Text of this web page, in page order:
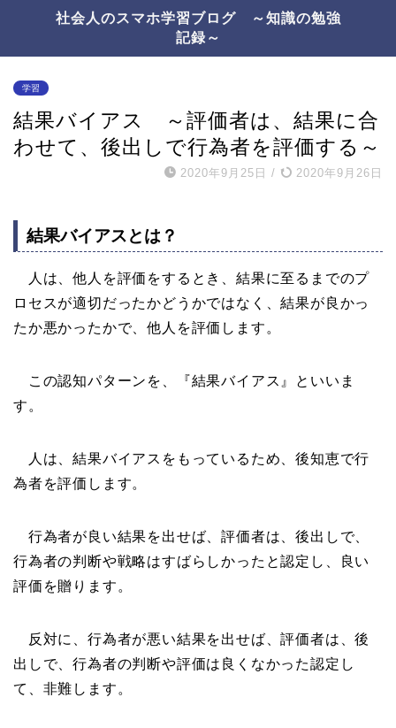
社会人のスマホ学習ブログ ～知識の勉強
記録～
学習
結果バイアス ～評価者は、結果に合
わせて、後出しで行為者を評価する～
2020年9月25日 / 2020年9月26日
結果バイアスとは？
人は、他人を評価をするとき、結果に至るまでのプ
ロセスが適切だったかどうかではなく、結果が良かっ
たか悪かったかで、他人を評価します。
この認知パターンを、『結果バイアス』といいま
す。
人は、結果バイアスをもっているため、後知恵で行
為者を評価します。
行為者が良い結果を出せば、評価者は、後出しで、
行為者の判断や戦略はすばらしかったと認定し、良い
評価を贈ります。
反対に、行為者が悪い結果を出せば、評価者は、後
出しで、行為者の判断や評価は良くなかった認定し
て、非難します。